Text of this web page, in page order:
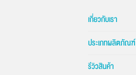
เกี่ยวกับเรา
ประเภทผลิตภัณฑ์
รีวิวสินค้า